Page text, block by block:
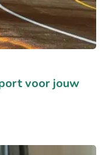
voor jouw